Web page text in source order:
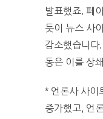
발표했죠. 페
듯이 뉴스 사
감소했습니다
동은 이를 상
* 언론사 사이
증가했고, 언